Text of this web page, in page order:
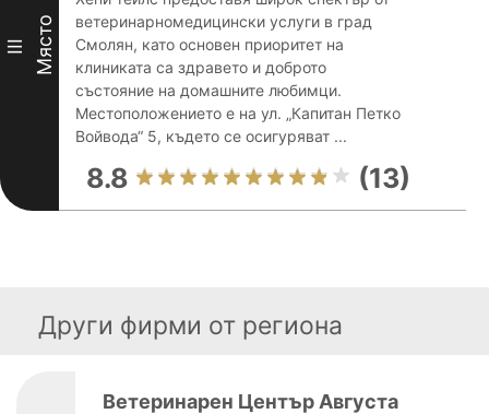
III Място
ветеринарномедицински услуги в град
Смолян, като основен приоритет на
клиниката са здравето и доброто
състояние на домашните любимци.
Местоположението е на ул. „Капитан Петко
Войвода“ 5, където се осигуряват ...
8.8 (13)
Други фирми от региона
Ветеринарен Център Августа